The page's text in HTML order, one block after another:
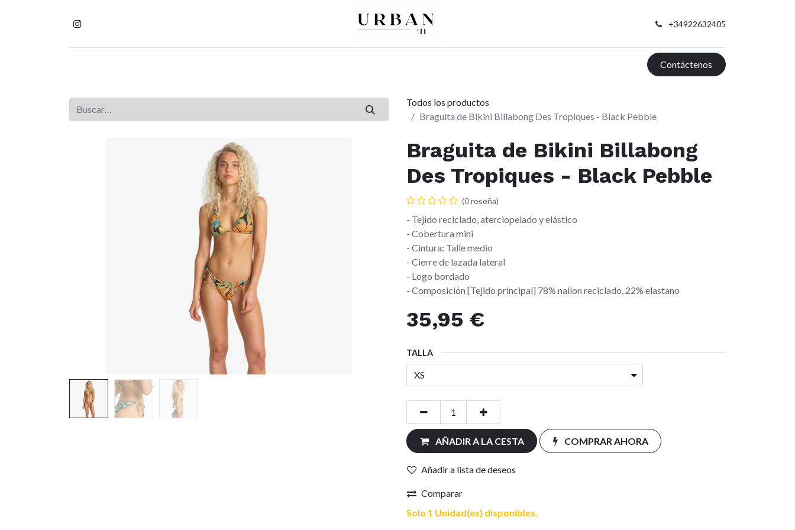
+34922632405
Contáctenos
Todos los productos
Braguita de Bikini Billabong Des Tropiques - Black Pebble
Braguita de Bikini Billabong
Des Tropiques - Black Pebble
(0 reseña)
- Tejido reciclado, aterciopelado y elástico
- Cobertura mini
- Cintura: Talle medio
- Cierre de lazada lateral
- Logo bordado
- Composición [Tejido principal] 78% nailon reciclado, 22% elastano
35,95 €
TALLA
AÑADIR A LA CESTA COMPRAR AHORA
Añadir a lista de deseos
Comparar
Solo 1 Unidad(es) disponibles.